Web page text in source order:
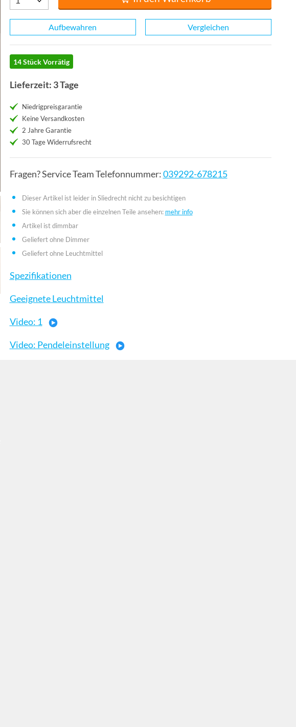
Aufbewahren Vergleichen
14 Stück Vorrätig
Lieferzeit: 3 Tage
Niedrigpreisgarantie
Keine Versandkosten
2 Jahre Garantie
30 Tage Widerrufsrecht
Fragen? Service Team Telefonnummer:039292-678215
Dieser Artikel ist leider in Sliedrecht nicht zu besichtigen
Sie können sich aber die einzelnen Teile ansehen: mehr info
Artikel ist dimmbar
Geliefert ohne Dimmer
Geliefert ohne Leuchtmittel
Spezifikationen
Geeignete Leuchtmittel
Video: 1
Video: Pendeleinstellung